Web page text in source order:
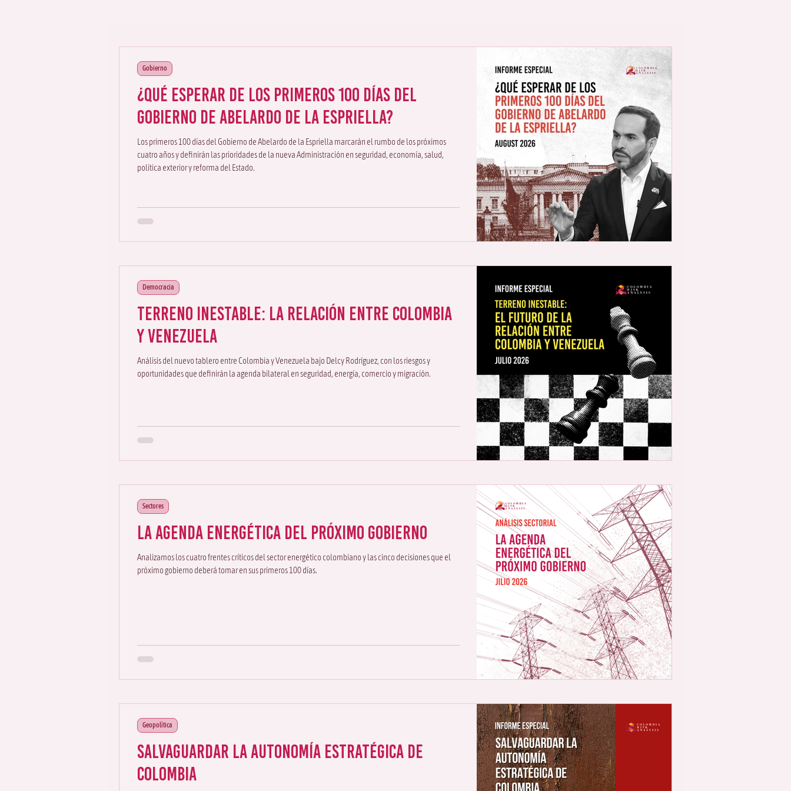
¿Qué esperar de los primeros 100 días del
Gobierno de Abelardo de la Espriella?
Los primeros 100 días del Gobierno de Abelardo de la Espriella marcarán el rumbo de los próximos
cuatro años y definirán las prioridades de la nueva Administración en seguridad, economía, salud,
política exterior y reforma del Estado.
Gobierno
Terreno inestable: La relación entre Colombia
y Venezuela
Análisis del nuevo tablero entre Colombia y Venezuela bajo Delcy Rodríguez, con los riesgos y
oportunidades que definirán la agenda bilateral en seguridad, energía, comercio y migración.
Democracia
La Agenda Energética del Próximo Gobierno
Analizamos los cuatro frentes críticos del sector energético colombiano y las cinco decisiones que el
próximo gobierno deberá tomar en sus primeros 100 días.
Sectores
Salvaguardar la autonomía estratégica de
Colombia
Geopolítica